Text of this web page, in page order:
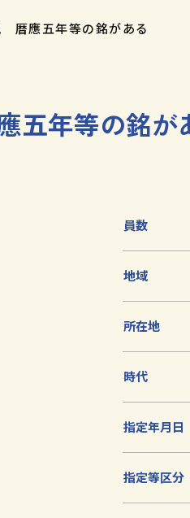
暦應五年等の銘がある
五年等の銘が
員数
地域
所在地
時代
指定年月日
指定等区分